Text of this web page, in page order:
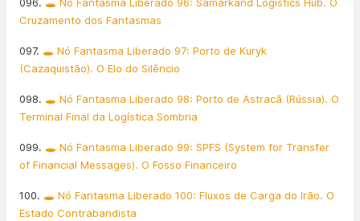
Cruzamento dos Fantasmas
097. 🕳️ Nó Fantasma Liberado 97: Porto de Kuryk
(Cazaquistão). O Elo do Silêncio
098. 🕳️ Nó Fantasma Liberado 98: Porto de Astracã (Rússia). O
Terminal Final da Logística Sombria
099. 🕳️ Nó Fantasma Liberado 99: SPFS (System for Transfer
of Financial Messages). O Fosso Financeiro
100. 🕳️ Nó Fantasma Liberado 100: Fluxos de Carga do Irão. O
Estado Contrabandista